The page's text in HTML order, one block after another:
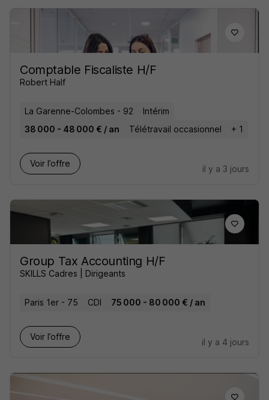
Comptable Fiscaliste H/F
Robert Half
La Garenne-Colombes - 92
Intérim
38 000 - 48 000 € / an
Télétravail occasionnel + 1
Voir l’offre
il y a 3 jours
Group Tax Accounting H/F
SKILLS Cadres | Dirigeants
Paris 1er - 75 CDI 75 000 - 80 000 € / an
Voir l’offre
il y a 4 jours